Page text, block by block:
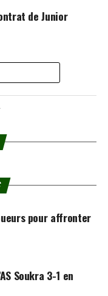
de Junior
pour affronter
Soukra 3-1 en